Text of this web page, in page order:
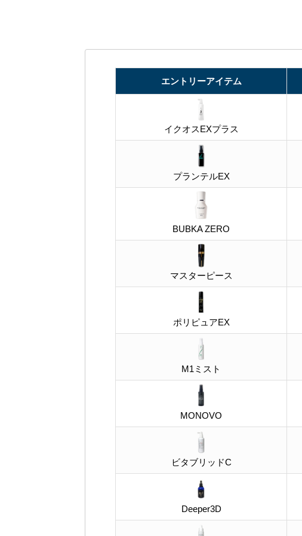
エントリーアイテム
イクオスEXプラス
プランテルEX
BUBKA ZERO
マスターピース
ポリピュアEX
M1ミスト
MONOVO
ビタブリッドC
Deeper3D